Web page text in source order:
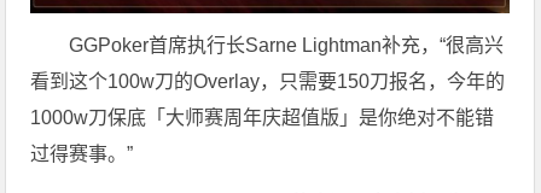
GGPoker首席执行长Sarne Lightman补充，“很高兴
看到这个100w刀的Overlay，只需要150刀报名，今年的
1000w刀保底「大师赛周年庆超值版」是你绝对不能错
过得赛事。”